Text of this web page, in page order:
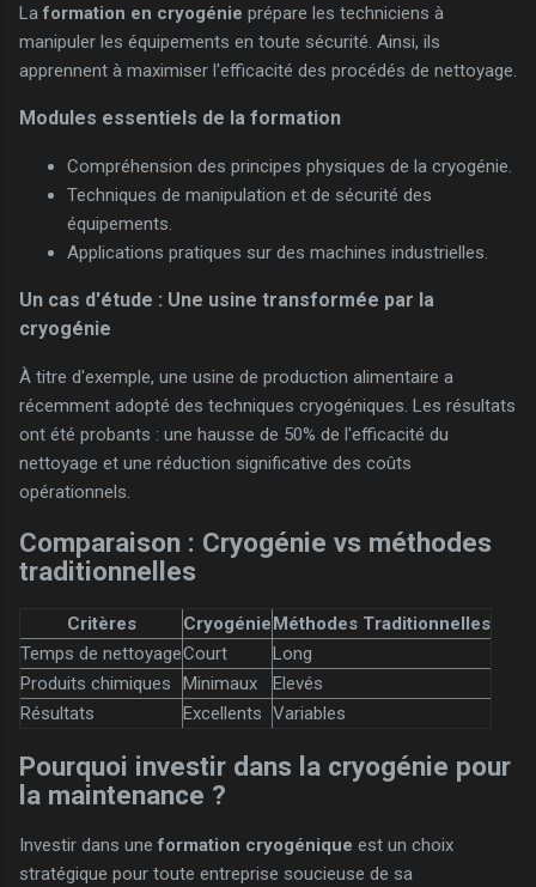
Laformation en cryogénie prépare les techniciens à
manipuler les équipements en toute sécurité. Ainsi, ils
apprennent à maximiser l'efficacité des procédés de nettoyage.
Modules essentiels de la formation
Compréhension des principes physiques de la cryogénie.
Techniques de manipulation et de sécurité des
équipements.
Applications pratiques sur des machines industrielles.
Un cas d'étude : Une usine transformée par la
cryogénie
À titre d'exemple, une usine de production alimentaire a
récemment adopté des techniques cryogéniques. Les résultats
ont été probants : une hausse de 50% de l'efficacité du
nettoyage et une réduction significative des coûts
opérationnels.
Comparaison : Cryogénie vs méthodes
traditionnelles
Critères CryogénieMéthodes Traditionnelles
Temps de nettoyageCourt
Long
Produits chimiques
Minimaux
Elevés
Résultats
Excellents Variables
Pourquoi investir dans la cryogénie pour
la maintenance ?
Investir dans uneformation cryogénique est un choix
stratégique pour toute entreprise soucieuse de sa